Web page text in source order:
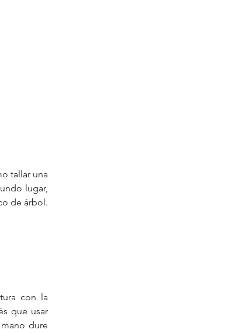
tallar una
lugar,
de árbol.
que usar
dure